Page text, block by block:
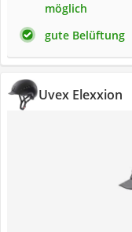
möglich
gute Belüftung
Uvex Elexxion